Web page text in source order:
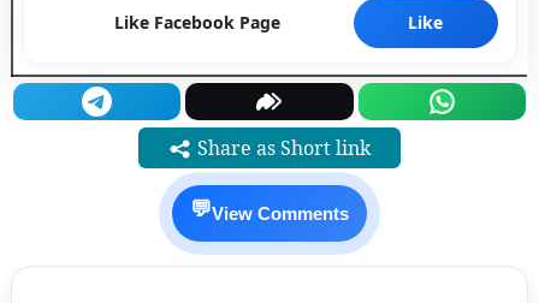
Like Facebook Page Like
Share as Short link
💬View Comments